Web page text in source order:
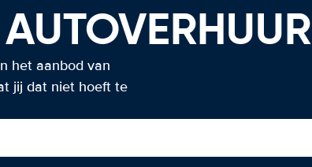
het aanbod van
jij dat niet hoeft te